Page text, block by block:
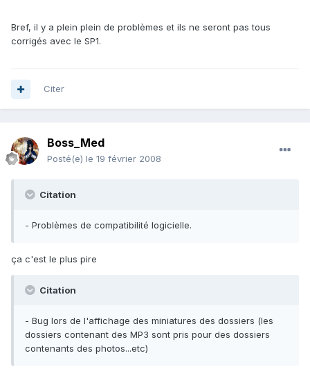
Bref, il y a plein plein de problèmes et ils ne seront pas tous
corrigés avec le SP1.
Citer
Boss_Med
Posté(e) le 19 février 2008
Citation
- Problèmes de compatibilité logicielle.
ça c'est le plus pire
Citation
- Bug lors de l'affichage des miniatures des dossiers (les
dossiers contenant des MP3 sont pris pour des dossiers
contenants des photos...etc)